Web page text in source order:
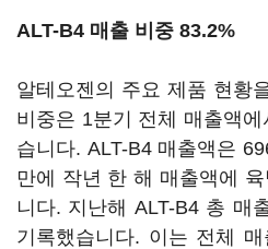
ALT-B4 매출 비중 83.2%
알테오젠의 주요 제품 현황
비중은 1분기 전체 매출액
습니다. ALT-B4 매출액은
만에 작년 한 해 매출액에
니다. 지난해 ALT-B4 총 매
기록했습니다. 이는 전체